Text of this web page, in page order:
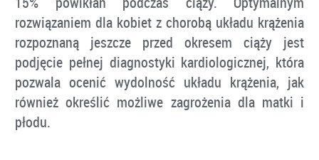
rozwiązaniem dla kobiet z chorobą układu krążenia
rozpoznaną jeszcze przed okresem ciąży jest
podjęcie pełnej diagnostyki kardiologicznej, która
pozwala ocenić wydolność układu krążenia, jak
również określić możliwe zagrożenia dla matki i
płodu.